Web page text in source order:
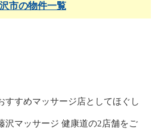
市の物件一覧
すすめマッサージ店としてほぐし
沢マッサージ 健康道の2店舗をご